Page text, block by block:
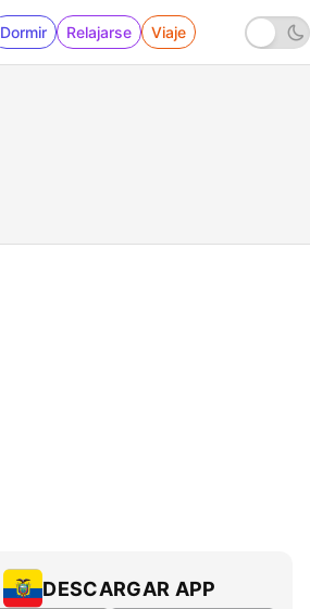
Dormir Relajarse Viaje
DESCARGAR APP